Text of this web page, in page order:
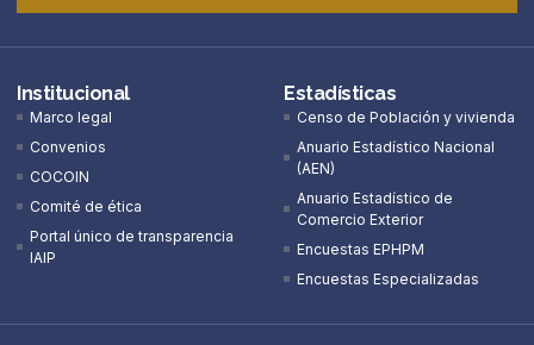
Institucional
Marco legal
Convenios
COCOIN
Comité de ética
Portal único de transparencia
IAIP
Estadísticas
Censo de Población y vivienda
Anuario Estadístico Nacional
(AEN)​
Anuario Estadístico de
Comercio Exterior
Encuestas EPHPM
Encuestas Especializadas